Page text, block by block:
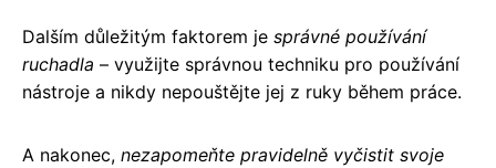
Dalším důležitým faktorem je správné používání
ruchadla – využijte správnou techniku pro používání
nástroje a nikdy nepouštějte jej z ruky během práce.
A nakonec, nezapomeňte pravidelně vyčistit svoje